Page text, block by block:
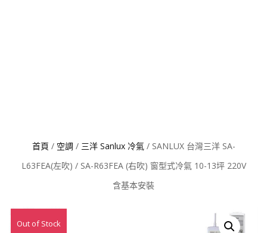
首頁 / 空調 / 三洋 Sanlux 冷氣/ SANLUX 台灣三洋 SA-
L63FEA(左吹) / SA-R63FEA (右吹) 窗型式冷氣 10-13坪 220V
含基本安裝
特價
Out of Stock